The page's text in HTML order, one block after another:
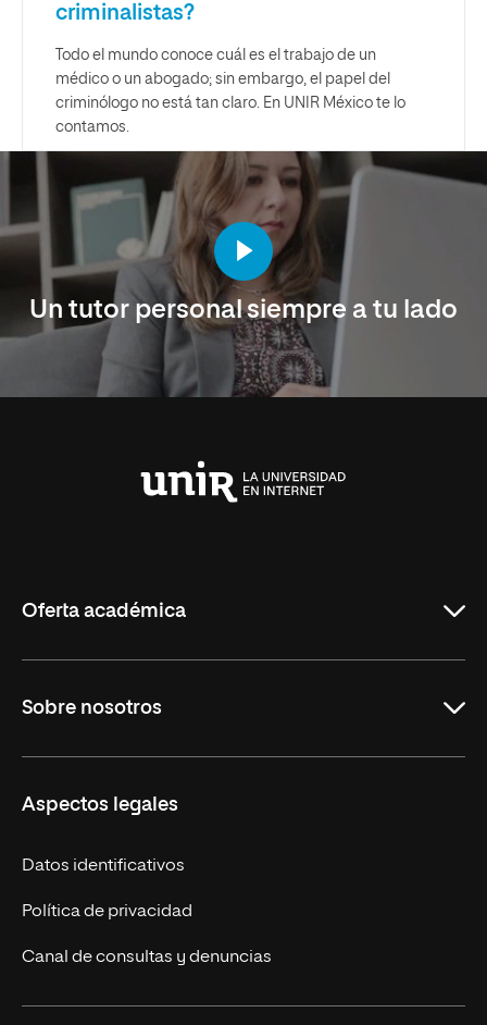
criminalistas?
Todo el mundo conoce cuál es el trabajo de un
médico o un abogado; sin embargo, el papel del
criminólogo no está tan claro. En UNIR México te lo
contamos.
Un tutor personal siempre a tu lado
Oferta académica
Licenciaturas en línea
Másteres Europeos
Cursos Europeos
Títulos Americanos
Alianza Newman
Sobre nosotros
Nuestros alumnos
Únete a nosotros
Actualidad
Solicita información
Aspectos legales
Datos identificativos
Política de privacidad
Canal de consultas y denuncias